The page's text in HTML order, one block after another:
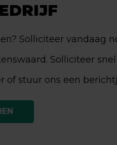
Solliciteer vandaag
Solliciteer
of stuur ons een